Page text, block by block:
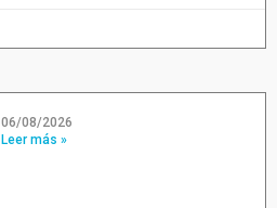
06/08/2026
Leer más »